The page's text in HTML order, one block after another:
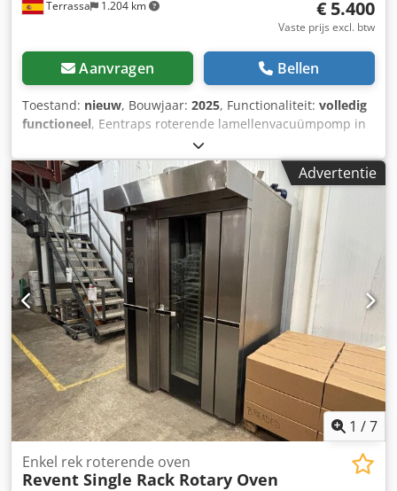
Terrassa 1.204 km € 5.400
Vaste prijs excl. btw
Aanvragen Bellen
Toestand: nieuw, Bouwjaar: 2025, Functionaliteit: volledig
functioneel, Eentraps roterende lamellenvacuümpomp in
oliebad, geschikt voor werken met hoge
zuurstofconcentraties. Direct leverbaar uit voorraad.
Cedoftzqzspfx Ai Iorf Model: Marpa Vacuum MV-0300N O2
Pomp volledig nieuw en ongebruikt. Met 12 maanden
garantie. Nominale capaciteit: 300 m³/u bij 50Hz.
Eindvacuüm: 0,5 mbar abs. Motorvermogen: 7,5 kW Neem
bij vragen gerust contact met ons op.
Advertentie
1 /7
Enkel rek roterende oven
Revent Single Rack Rotary Oven